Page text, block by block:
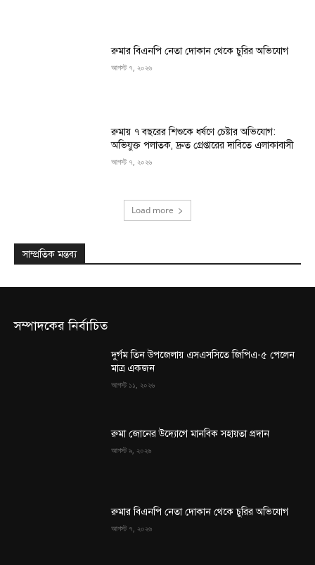
রুমার বিএনপি নেতা দোকান থেকে চুরির অভিযোগ
আগস্ট ৭, ২০২৬
রুমায় ৭ বছরের শিশুকে ধর্ষণে চেষ্টার অভিযোগ:
অভিযুক্ত পলাতক, দ্রুত গ্রেপ্তারের দাবিতে এলাকাবাসী
আগস্ট ৭, ২০২৬
Load more
সাম্প্রতিক মন্তব্য
সম্পাদকের নির্বাচিত
দুর্গম তিন উপজেলায় এসএসসিতে জিপিএ-৫ পেলেন
মাত্র একজন
আগস্ট ১১, ২০২৬
রুমা জোনের উদ্যোগে মানবিক সহায়তা প্রদান
আগস্ট ৯, ২০২৬
রুমার বিএনপি নেতা দোকান থেকে চুরির অভিযোগ
আগস্ট ৭, ২০২৬